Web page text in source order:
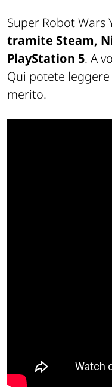
Super Robot Wars
tramite Steam,
PlayStation 5. A
Qui potete leggere
merito.